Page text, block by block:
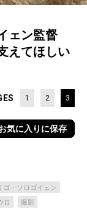
ェン監督
えてほしい
1 2 3
気に入りに保存
ゴ・ソロゴイェン
ロ 撮影